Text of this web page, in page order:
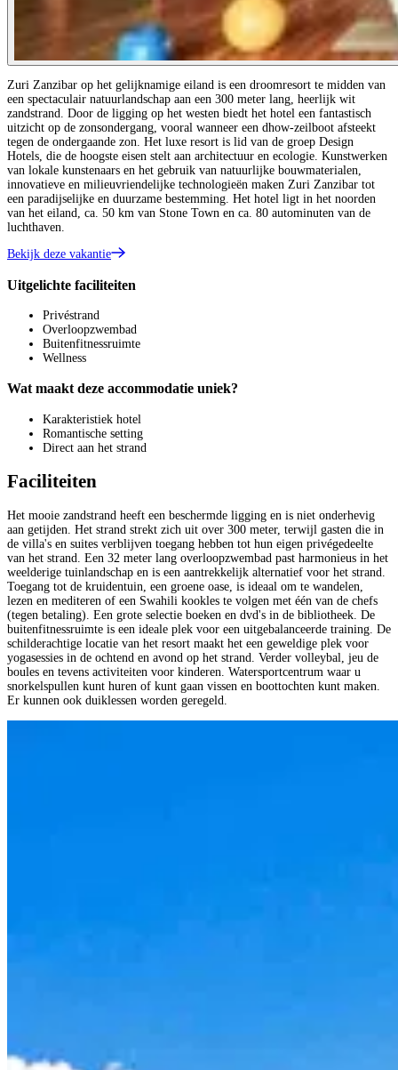
Zuri Zanzibar op het gelijknamige eiland is een droomresort te midden van
een spectaculair natuurlandschap aan een 300 meter lang, heerlijk wit
zandstrand. Door de ligging op het westen biedt het hotel een fantastisch
uitzicht op de zonsondergang, vooral wanneer een dhow-zeilboot afsteekt
tegen de ondergaande zon. Het luxe resort is lid van de groep Design
Hotels, die de hoogste eisen stelt aan architectuur en ecologie. Kunstwerken
van lokale kunstenaars en het gebruik van natuurlijke bouwmaterialen,
innovatieve en milieuvriendelijke technologieën maken Zuri Zanzibar tot
een paradijselijke en duurzame bestemming. Het hotel ligt in het noorden
van het eiland, ca. 50 km van Stone Town en ca. 80 autominuten van de
luchthaven.
Bekijk deze vakantie
Uitgelichte faciliteiten
Privéstrand
Overloopzwembad
Buitenfitnessruimte
Wellness
Wat maakt deze accommodatie uniek?
Karakteristiek hotel
Romantische setting
Direct aan het strand
Faciliteiten
Het mooie zandstrand heeft een beschermde ligging en is niet onderhevig
aan getijden. Het strand strekt zich uit over 300 meter, terwijl gasten die in
de villa's en suites verblijven toegang hebben tot hun eigen privégedeelte
van het strand. Een 32 meter lang overloopzwembad past harmonieus in het
weelderige tuinlandschap en is een aantrekkelijk alternatief voor het strand.
Toegang tot de kruidentuin, een groene oase, is ideaal om te wandelen,
lezen en mediteren of een Swahili kookles te volgen met één van de chefs
(tegen betaling). Een grote selectie boeken en dvd's in de bibliotheek. De
buitenfitnessruimte is een ideale plek voor een uitgebalanceerde training. De
schilderachtige locatie van het resort maakt het een geweldige plek voor
yogasessies in de ochtend en avond op het strand. Verder volleybal, jeu de
boules en tevens activiteiten voor kinderen. Watersportcentrum waar u
snorkelspullen kunt huren of kunt gaan vissen en boottochten kunt maken.
Er kunnen ook duiklessen worden geregeld.